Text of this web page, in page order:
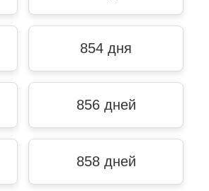
854 дня
856 дней
858 дней